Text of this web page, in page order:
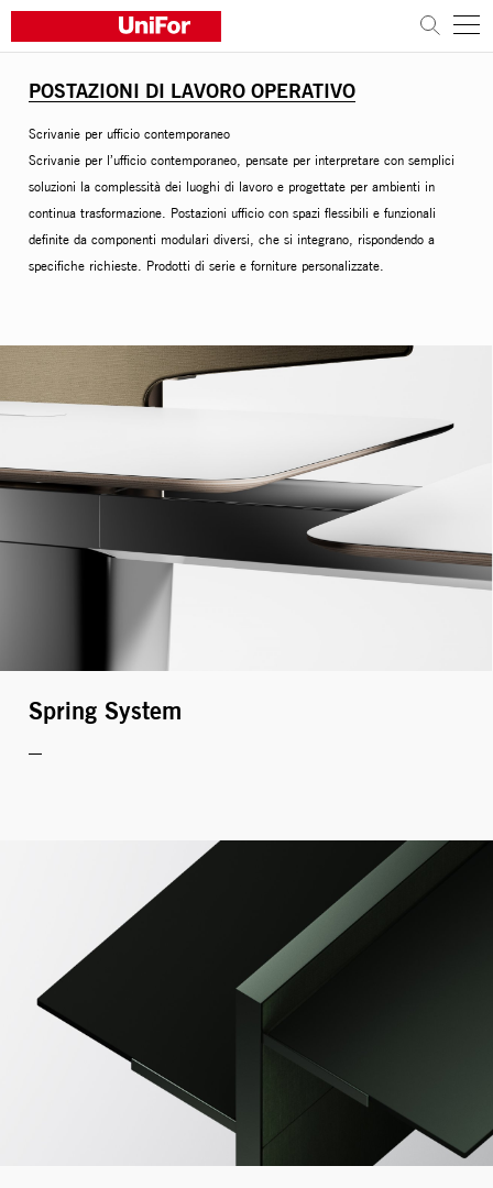
L'AZIENDA
I PRODOTTI
I PROGETTI
Sostenibilità
Distribuzione
News
Contatti
POSTAZIONI DI LAVORO OPERATIVO
Scrivanie per ufficio contemporaneo
Scrivanie per l’ufficio contemporaneo, pensate per interpretare con semplici
soluzioni la complessità dei luoghi di lavoro e progettate per ambienti in
continua trasformazione. Postazioni ufficio con spazi flessibili e funzionali
definite da componenti modulari diversi, che si integrano, rispondendo a
specifiche richieste. Prodotti di serie e forniture personalizzate.
Spring System